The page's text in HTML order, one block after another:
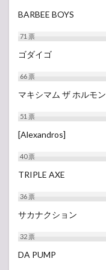
BARBEE BOYS
71票
ゴダイゴ
66票
マキシマム ザ ホルモン
51票
[Alexandros]
40票
TRIPLE AXE
36票
サカナクション
32票
DA PUMP